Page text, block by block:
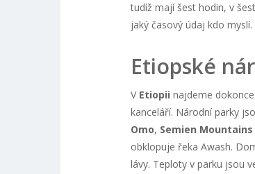
tudíž mají šest hodin, v
jaký časový údaj kdo myslí.
Etiopské
V Etiopii najdeme
kanceláří. Národní parky
Omo, Semien Mountains
obklopuje řeka Awash.
lávy. Teploty v parku jsou